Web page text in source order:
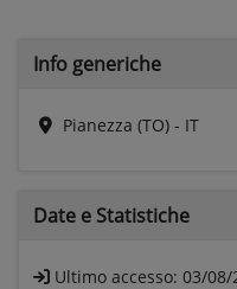
Info generiche
Pianezza (TO) - IT
Date e Statistiche
Ultimo accesso: 03/08/